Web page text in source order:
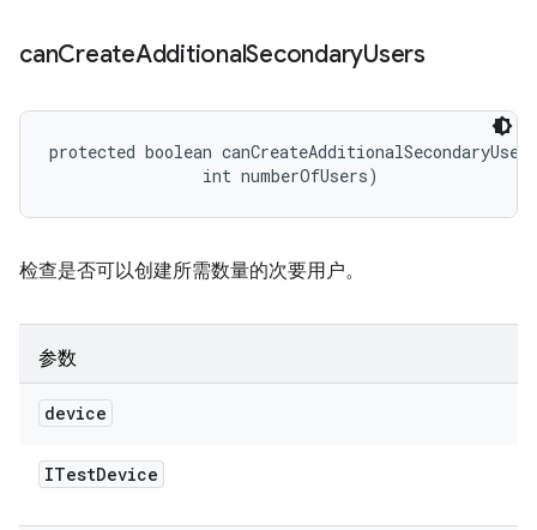
canCreateAdditionalSecondaryUsers
protected boolean
                int numberOfUsers)
检查是否可以创建所需数量的次要用户。
参数
device
ITestDevice